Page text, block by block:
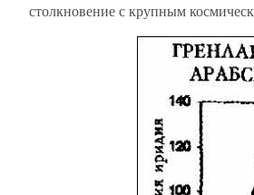
столкновение с крупным